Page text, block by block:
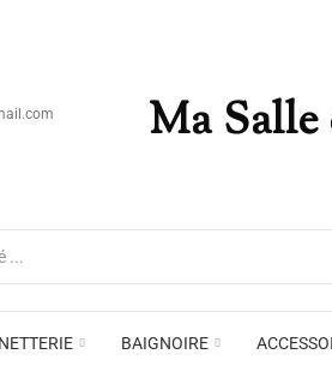
Ma
BAIGNOIRE
Appliques murales